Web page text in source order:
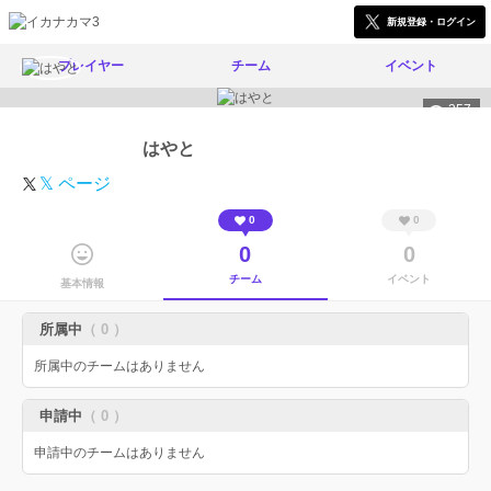
新規登録・ログイン
プレイヤー チーム イベント
357
はやと
𝕏 ページ
基本情報
0
0
チーム
0
0
イベント
所属中 （ 0 ）
所属中のチームはありません
申請中 （ 0 ）
申請中のチームはありません